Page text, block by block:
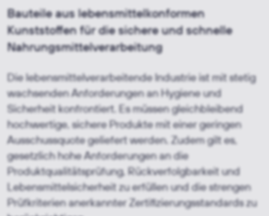
Bauteile aus lebensmittelkonformen
Kunststoffen für die sichere und schnelle
Nahrungsmittelverarbeitung
Die lebensmittelverarbeitende Industrie ist mit stetig
wachsenden Anforderungen an Hygiene und
Sicherheit konfrontiert. Es müssen gleichbleibend
hochwertige, sichere Produkte mit einer geringen
Ausschussquote geliefert werden. Zudem gilt es,
gesetzlich hohe Anforderungen an die
Produktqualitätsprüfung, Rückverfolgbarkeit und
Lebensmittelsicherheit zu erfüllen und die strengen
Prüfkriterien anerkannter Zertifizierungsstandards zu